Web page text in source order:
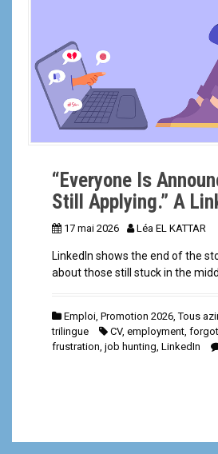
“Everyone Is
Still Applying.” A
17 mai 2026 Léa EL KATTAR
LinkedIn shows the end of the
about those still stuck in the
Emploi, Promotion 2026,Tous
trilingue
CV, employment,
frustration, job hunting, LinkedIn